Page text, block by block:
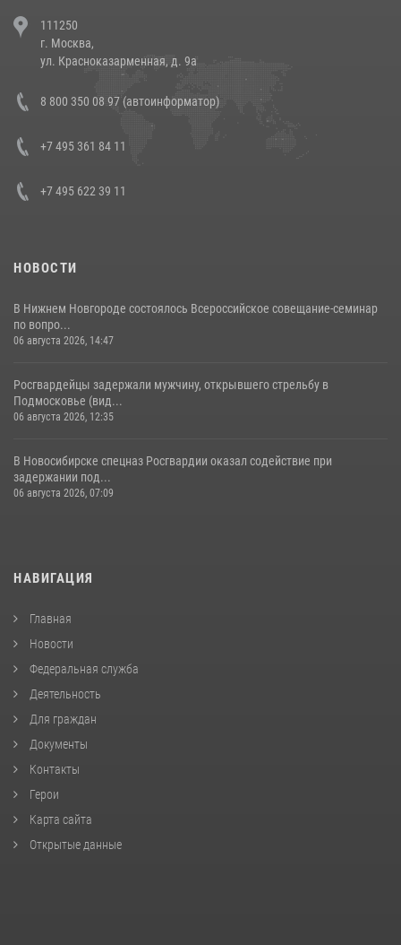
напавших на бригаду скорой помощи (видео)
14 июля 2026, 12:20
В Росгвардии прошла военно-научная конференция по обобщению
боевого опыта
111250
г. Москва,
ул. Красноказарменная, д. 9а
8 800 350 08 97 (автоинформатор)
+7 495 361 84 11
+7 495 622 39 11
НОВОСТИ
В Нижнем Новгороде состоялось Всероссийское совещание-семинар
по вопро...
06 августа 2026, 14:47
Росгвардейцы задержали мужчину, открывшего стрельбу в
Подмосковье (вид...
06 августа 2026, 12:35
В Новосибирске спецназ Росгвардии оказал содействие при
задержании под...
06 августа 2026, 07:09
НАВИГАЦИЯ
Главная
Новости
Федеральная служба
Деятельность
Для граждан
Документы
Контакты
Герои
Карта сайта
Открытые данные